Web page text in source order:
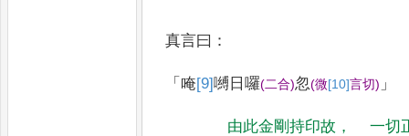
真言曰 ：
「 唵[9]嚩 日囉(二合)忽(微[10]言切) 」
由此金剛持印故 ，
一切